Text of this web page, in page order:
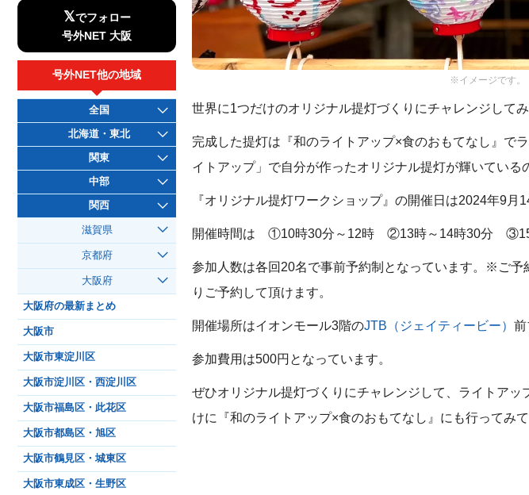
※イメージです。
世界に1つだけのオリジナル提灯づくりにチャレンジして
完成した提灯は『和のライトアップ×食のおもてなし』で
イトアップ」で自分が作ったオリジナル提灯が輝いている
『オリジナル提灯ワークショップ』の開催日は2024年9月
開催時間は ①10時30分～12時 ②13時～14時30分 ③15
参加人数は各回20名で事前予約制となっています。※ご予
りご予約して頂けます。
開催場所はイオンモール3階のJTB（ジェイティービー） 前
参加費用は500円となっています。
ぜひオリジナル提灯づくりにチャレンジして、ライトア
けに『和のライトアップ×食のおもてなし』にも行ってみて
𝕏でフォロー
号外NET 大阪
号外NET他の地域
全国
北海道・東北
関東
中部
関西
滋賀県
京都府
大阪府
大阪府の最新まとめ
大阪市
大阪市東淀川区
大阪市淀川区・西淀川区
大阪市福島区・此花区
大阪市都島区・旭区
大阪市鶴見区・城東区
大阪市東成区・生野区